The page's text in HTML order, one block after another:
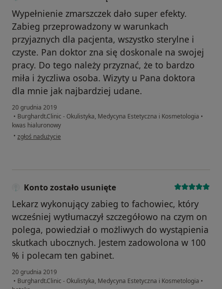
Wypełnienie zmarszczek dało super efekty.
Zabieg przeprowadzony w warunkach
przyjaznych dla pacjenta, wszystko sterylne i
czyste. Pan doktor zna się doskonale na swojej
pracy. Do tego należy przyznać, że to bardzo
miła i życzliwa osoba. Wizyty u Pana doktora
dla mnie jak najbardziej udane.
20 grudnia 2019
• Burghardt.Clinic - Okulistyka, Medycyna Estetyczna i Kosmetologia •
kwas hialuronowy
• w opinii użytkownika Konto zostało usunięte
zgłoś nadużycie
Konto zostało usunięte
Lekarz wykonujący zabieg to fachowiec, który
wcześniej wytłumaczył szczegółowo na czym on
polega, powiedział o możliwych do wystąpienia
skutkach ubocznych. Jestem zadowolona w 100
% i polecam ten gabinet.
20 grudnia 2019
• Burghardt.Clinic - Okulistyka, Medycyna Estetyczna i Kosmetologia •